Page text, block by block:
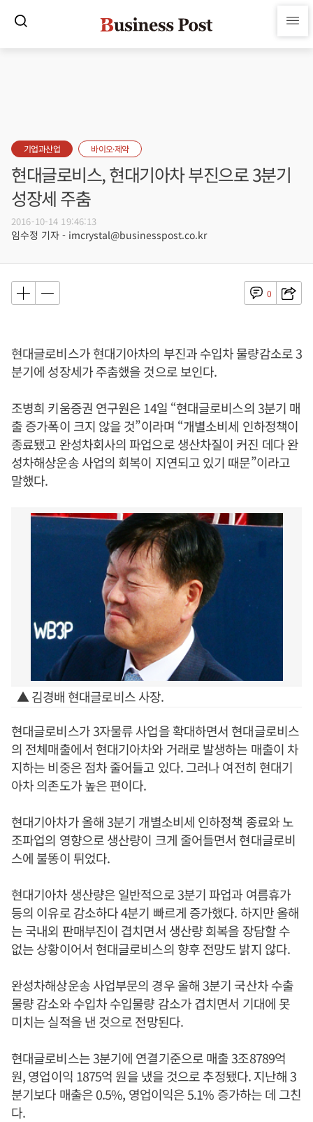
기업과산업 바이오·제약
현대글로비스, 현대기아차 부진으로 3분기
성장세 주춤
2016-10-14 19:46:13
임수정 기자 - imcrystal@businesspost.co.kr
0
현대글로비스가 현대기아차의 부진과 수입차 물량감소로 3
분기에 성장세가 주춤했을 것으로 보인다.
조병희 키움증권 연구원은 14일 “현대글로비스의 3분기 매
출 증가폭이 크지 않을 것”이라며 “개별소비세 인하정책이
종료됐고 완성차회사의 파업으로 생산차질이 커진 데다 완
성차해상운송 사업의 회복이 지연되고 있기 때문”이라고
말했다.
▲ 김경배 현대글로비스 사장.
현대글로비스가 3자물류 사업을 확대하면서 현대글로비스
의 전체매출에서 현대기아차와 거래로 발생하는 매출이 차
지하는 비중은 점차 줄어들고 있다. 그러나 여전히 현대기
아차 의존도가 높은 편이다.
현대기아차가 올해 3분기 개별소비세 인하정책 종료와 노
조파업의 영향으로 생산량이 크게 줄어들면서 현대글로비
스에 불똥이 튀었다.
현대기아차 생산량은 일반적으로 3분기 파업과 여름휴가
등의 이유로 감소하다 4분기 빠르게 증가했다. 하지만 올해
는 국내외 판매부진이 겹치면서 생산량 회복을 장담할 수
없는 상황이어서 현대글로비스의 향후 전망도 밝지 않다.
완성차해상운송 사업부문의 경우 올해 3분기 국산차 수출
물량 감소와 수입차 수입물량 감소가 겹치면서 기대에 못
미치는 실적을 낸 것으로 전망된다.
현대글로비스는 3분기에 연결기준으로 매출 3조8789억
원, 영업이익 1875억 원을 냈을 것으로 추정됐다. 지난해 3
분기보다 매출은 0.5%, 영업이익은 5.1% 증가하는 데 그친
다.